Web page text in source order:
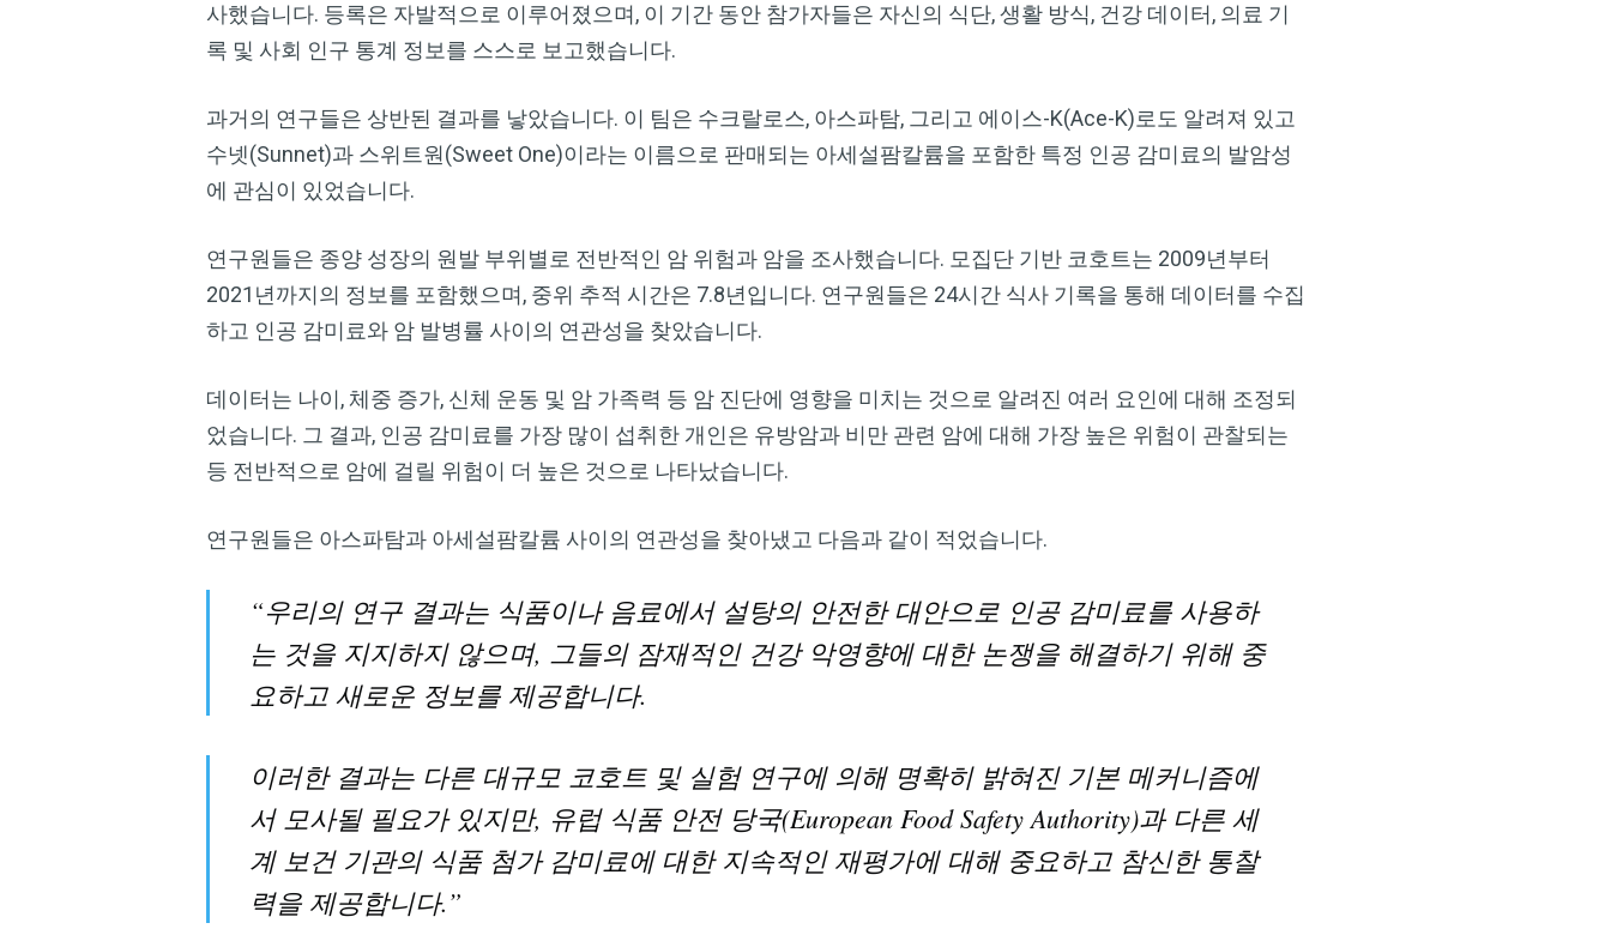
사했습니다. 등록은 자발적으로 이루어졌으며, 이 기간 동안 참가자들은 자신의 식단, 생활 방식, 건강 데이터, 의료 기
록 및 사회 인구 통계 정보를 스스로 보고했습니다.
과거의 연구들은 상반된 결과를 낳았습니다. 이 팀은 수크랄로스, 아스파탐, 그리고 에이스-K(Ace-K)로도 알려져 있고
수넷(Sunnet)과 스위트원(Sweet One)이라는 이름으로 판매되는 아세설팜칼륨을 포함한 특정 인공 감미료의 발암성
에 관심이 있었습니다.
연구원들은 종양 성장의 원발 부위별로 전반적인 암 위험과 암을 조사했습니다. 모집단 기반 코호트는 2009년부터
2021년까지의 정보를 포함했으며, 중위 추적 시간은 7.8년입니다. 연구원들은 24시간 식사 기록을 통해 데이터를 수집
하고 인공 감미료와 암 발병률 사이의 연관성을 찾았습니다.
데이터는 나이, 체중 증가, 신체 운동 및 암 가족력 등 암 진단에 영향을 미치는 것으로 알려진 여러 요인에 대해 조정되
었습니다. 그 결과, 인공 감미료를 가장 많이 섭취한 개인은 유방암과 비만 관련 암에 대해 가장 높은 위험이 관찰되는
등 전반적으로 암에 걸릴 위험이 더 높은 것으로 나타났습니다.
연구원들은 아스파탐과 아세설팜칼륨 사이의 연관성을 찾아냈고 다음과 같이 적었습니다.
“우리의 연구 결과는 식품이나 음료에서 설탕의 안전한 대안으로 인공 감미료를 사용하
는 것을 지지하지 않으며, 그들의 잠재적인 건강 악영향에 대한 논쟁을 해결하기 위해 중
요하고 새로운 정보를 제공합니다.
이러한 결과는 다른 대규모 코호트 및 실험 연구에 의해 명확히 밝혀진 기본 메커니즘에
서 모사될 필요가 있지만, 유럽 식품 안전 당국(European Food Safety Authority)과 다른 세
계 보건 기관의 식품 첨가 감미료에 대한 지속적인 재평가에 대해 중요하고 참신한 통찰
력을 제공합니다.”